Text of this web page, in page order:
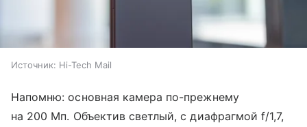
Источник: Hi-Tech Mail
Напомню: основная камера по-прежнему
на 200 Мп. Объектив светлый, с диафрагмой f/1,7,